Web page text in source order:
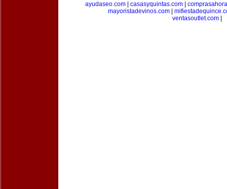
ayudaseo.com
casasyquintas.com
mayoristadevinos.com
ventasoutlet.com